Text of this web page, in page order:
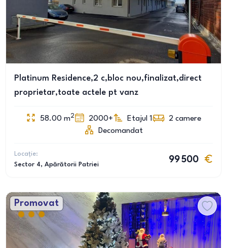
Platinum Residence,2 c,bloc nou,finalizat,direct
proprietar,toate actele pt vanz
58.00 m2 2000+ Etajul 1 2 camere
Decomandat
Locație:
Sector 4, Apărătorii Patriei
99 500
Promovat